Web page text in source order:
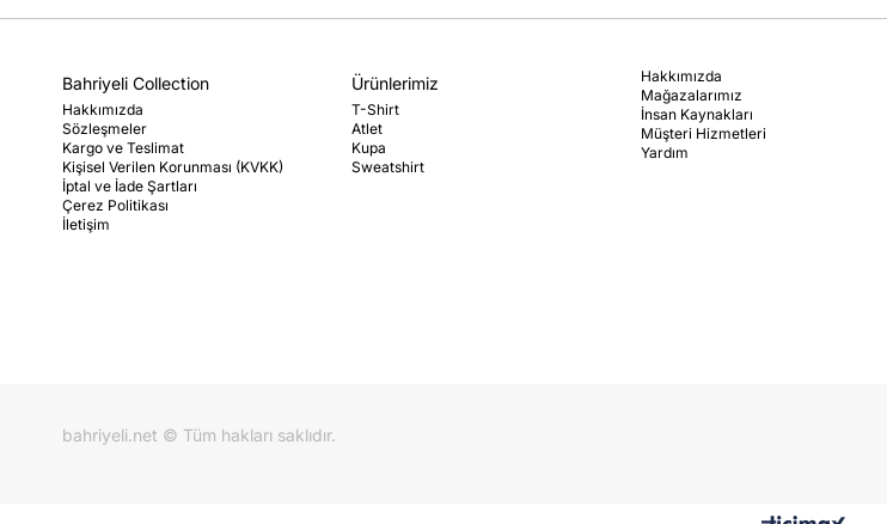
Bahriyeli Collection
Hakkımızda
Sözleşmeler
Kargo ve Teslimat
Kişisel Verilen Korunması (KVKK)
İptal ve İade Şartları
Çerez Politikası
İletişim
Ürünlerimiz
T-Shirt
Atlet
Kupa
Sweatshirt
Hakkımızda
Mağazalarımız
İnsan Kaynakları
Müşteri Hizmetleri
Yardım
bahriyeli.net © Tüm hakları saklıdır.